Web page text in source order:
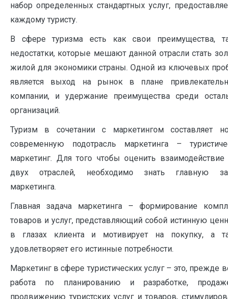
набор определенных стандартных услуг,
каждому туристу.
В сфере туризма есть как свои преимущества,
недостатки, которые мешают данной отрасли стать
жилой для экономики страны. Одной из ключевых
является выход на рынок в плане
компании, и удержание преимущества среди
организаций.
Туризм в сочетании с маркетингом составляет
современную подотрасль маркетинга –
маркетинг. Для того чтобы оценить взаимодействие
двух отраслей, необходимо знать главную
маркетинга.
Главная задача маркетинга – формирование
товаров и услуг, представляющий собой истинную
в глазах клиента и мотивирует на покупку, а
удовлетворяет его истинные потребности.
Маркетинг в сфере туристических услуг – это, прежде
работа по планированию и разработке,
продвижению туристских услуг и товаров,